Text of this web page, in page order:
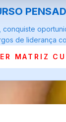
conquiste
de liderança
MATRIZ